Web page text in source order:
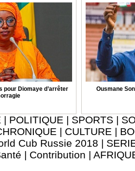
pour Diomaye d’arrêter
Ousmane
| POLITIQUE | SPORTS |
| CULTURE |
Cub Russie 2018 |
| Contribution |